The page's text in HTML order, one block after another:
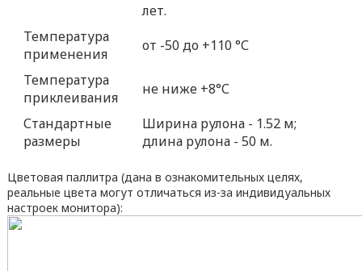
лет.
Температура
применения
от -50 до +110 °С
Температура
приклеивания
не ниже +8°С
Стандартные
размеры
Ширина рулона - 1.52 м;
длина рулона - 50 м.
Цветовая паллитра (дана в ознакомительных целях,
реальные цвета могут отличаться из-за индивидуальных
настроек монитора):